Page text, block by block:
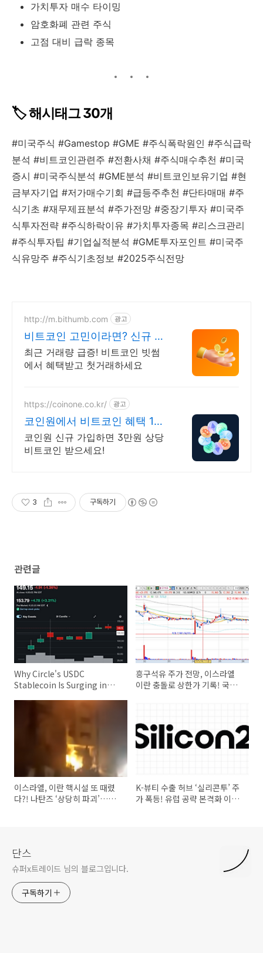
가치투자 매수 타이밍
암호화폐 관련 주식
고점 대비 급락 종목
🏷️ 해시태그 30개
#미국주식 #Gamestop #GME #주식폭락원인 #주식급락
분석 #비트코인관련주 #전환사채 #주식매수추천 #미국
증시 #미국주식분석 #GME분석 #비트코인보유기업 #현
금부자기업 #저가매수기회 #급등주추천 #단타매매 #주
식기초 #재무제표분석 #주가전망 #중장기투자 #미국주
식투자전략 #주식하락이유 #가치투자종목 #리스크관리
#주식투자팁 #기업실적분석 #GME투자포인트 #미국주
식유망주 #주식기초정보 #2025주식전망
http://m.bithumb.com 광고
비트코인 고민이라면? 신규 가
입 시 5만원 혜택
최근 거래량 급증! 비트코인 빗썸
에서 혜택받고 첫거래하세요
https://coinone.co.kr/ 광고
코인원에서 비트코인 혜택 12
년 무사고 거래소
코인원 신규 가입하면 3만원 상당
비트코인 받으세요!
3 구독하기
관련글
Why Circle's USDC
Stablecoin Is Surging in
흥구석유 주가 전망, 이스라엘
이란 충돌로 상한가 기록! 국제
이스라엘, 이란 핵시설 또 때렸
다?! 나탄즈 ‘상당히 파괴’…중
K-뷰티 수출 허브 ‘실리콘투’ 주
가 폭등! 유럽 공략 본격화 이유
단스
슈퍼x트레이드 님의 블로그입니다.
구독하기